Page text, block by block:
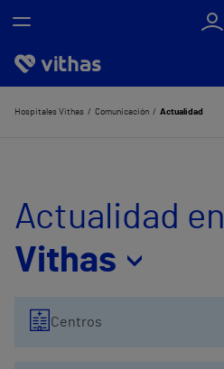
Nosotros
Comunicación
Hospitales Vithas Comunicación Actualidad
Actualidad en
Vithas
Centros